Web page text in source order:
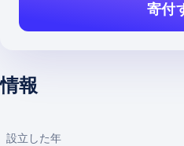
情報
設立した年
寄付